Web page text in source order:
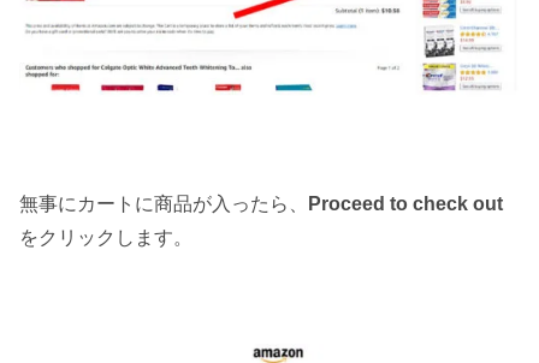
無事にカートに商品が入ったら、
Proceed to check out
をクリックします。